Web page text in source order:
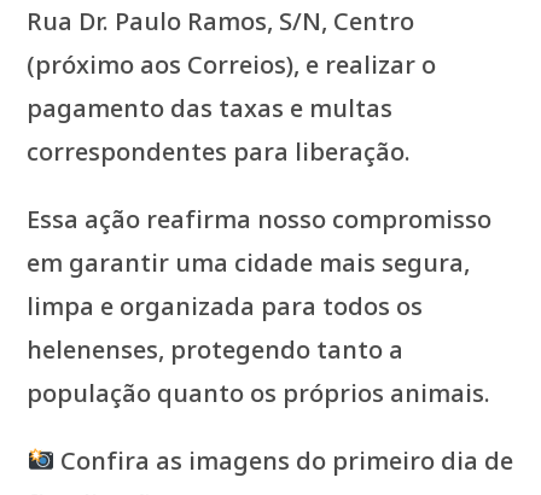
Rua Dr. Paulo Ramos, S/N, Centro
(próximo aos Correios), e realizar o
pagamento das taxas e multas
correspondentes para liberação.
Essa ação reafirma nosso compromisso
em garantir uma cidade mais segura,
limpa e organizada para todos os
helenenses, protegendo tanto a
população quanto os próprios animais.
Confira as imagens do primeiro dia de